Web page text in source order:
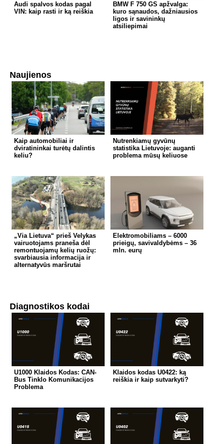
Audi spalvos kodas pagal
VIN: kaip rasti ir ką reiškia
BMW F 750 GS apžvalga:
kuro sąnaudos, dažniausios
ligos ir savininkų
atsiliepimai
Naujienos
Kaip automobiliai ir
dviratininkai turėtų dalintis
keliu?
Nutrenkiamų gyvūnų
statistika Lietuvoje: auganti
problema mūsų keliuose
„Via Lietuva“ prieš Velykas
vairuotojams praneša dėl
remontuojamų kelių ruožų:
svarbiausia informacija ir
alternatyvūs maršrutai
Elektromobiliams – 6000
prieigų, savivaldybėms – 36
mln. eurų
Diagnostikos kodai
U1000 Klaidos Kodas: CAN-
Bus Tinklo Komunikacijos
Problema
Klaidos kodas U0422: ką
reiškia ir kaip sutvarkyti?